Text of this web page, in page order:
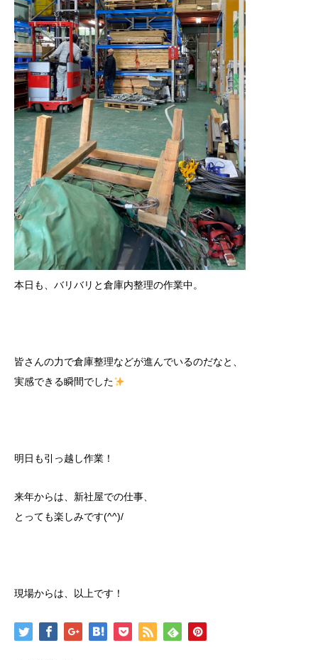
本日も、バリバリと倉庫内整理の作業中。
皆さんの力で倉庫整理などが進んでいるのだなと、
実感できる瞬間でした
明日も引っ越し作業！
来年からは、新社屋での仕事、
とっても楽しみです(^^)/
現場からは、以上です！